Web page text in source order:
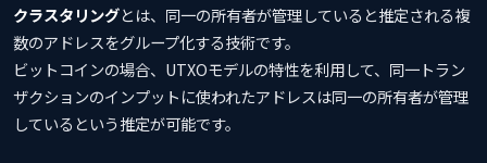
クラスタリングとは、同一の所有者が管理していると推定される複
数のアドレスをグループ化する技術です。
ビットコインの場合、UTXOモデルの特性を利用して、同一トラン
ザクションのインプットに使われたアドレスは同一の所有者が管理
しているという推定が可能です。